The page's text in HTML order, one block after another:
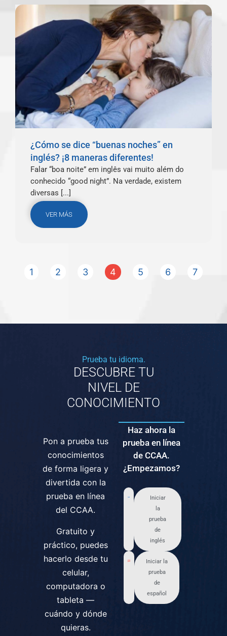
¿Cómo se dice “buenas noches” en
inglés? ¡8 maneras diferentes!
Falar “boa noite” em inglês vai muito além do
conhecido “good night”. Na verdade, existem
diversas [...]
VER MÁS
1 2 3 4 5 6 7
Prueba tu idioma.
DESCUBRE TU
NIVEL DE
CONOCIMIENTO
Pon a prueba tus
conocimientos
de forma ligera y
divertida con la
prueba en línea
del CCAA.
Gratuito y
práctico, puedes
hacerlo desde tu
celular,
computadora o
tableta —
cuándo y dónde
quieras.
Haz ahora la
prueba en línea
de CCAA.
¿Empezamos?
Iniciar
la
prueba
de
inglés
Iniciar la
prueba
de
español